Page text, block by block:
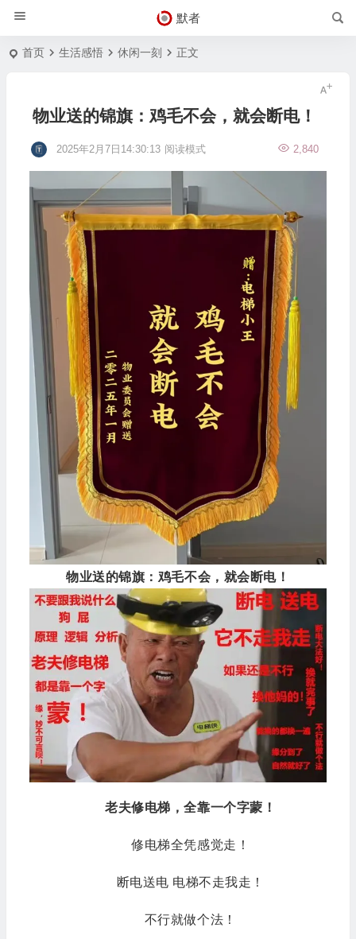
默者
首页 生活感悟 休闲一刻 正文
物业送的锦旗：鸡毛不会，就会断电！
2025年2月7日14:30:13 2,840
阅读模式
物业送的锦旗：鸡毛不会，就会断电！
老夫修电梯，全靠一个字蒙！
修电梯全凭感觉走！
断电送电 电梯不走我走！
不行就做个法！